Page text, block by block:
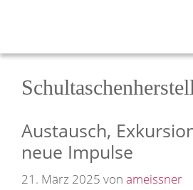
Austausch,
neue Impulse
21. März 2025 von ameissner